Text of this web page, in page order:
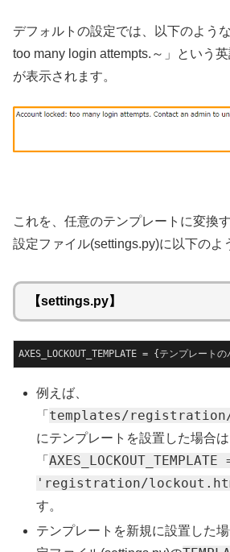
デフォルトの設定では、以下のよう
too many login attempts.～」という
が表示されます。
これを、任意のテンプレートに変換
設定ファイル(settings.py)に以下のよ
【settings.py】
AXES_LOCKOUT_TEMPLATE = {テンプレート
例えば、
「 templates/
にテンプレートを設置した場合は
「AXES_LOCKOUT_TEMPLATE
'registration/
す。
テンプレートを新規に設置した